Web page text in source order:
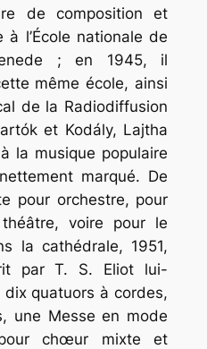
de composition et
à l’École nationale de
; en 1945, il
même école, ainsi
de la Radiodiffusion
et Kodály, Lajtha
la musique populaire
marqué. De
pour orchestre, pour
voire pour le
la cathédrale, 1951,
par T. S. Eliot lui-
quatuors à cordes,
une Messe en mode
chœur mixte et